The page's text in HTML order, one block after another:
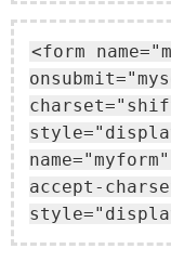
<form
accept-